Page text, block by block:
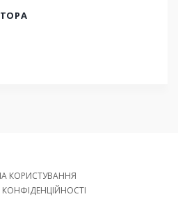
КОРИСТУВАННЯ
КОНФІДЕНЦІЙНОСТІ